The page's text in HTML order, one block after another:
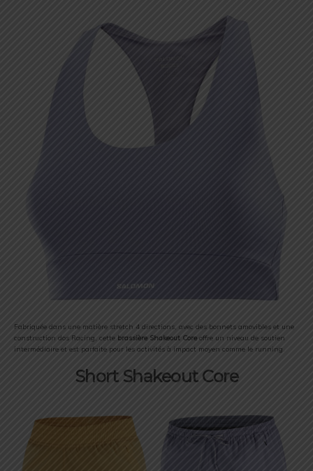
Fabriquée dans une matière stretch 4 directions, avec des bonnets amovibles et une
construction dos Racing, cette brassière Shakeout Core offre un niveau de soutien
intermédiaire et est parfaite pour les activités à impact moyen comme le running.
Short Shakeout Core